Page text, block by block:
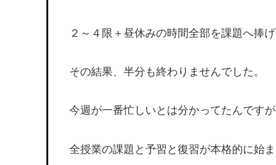
２～４限＋昼休みの時間全部を課題へ捧げ
その結果、半分も終わりませんでした。
今週が一番忙しいとは分かってたんです
全授業の課題と予習と復習が本格的に始ま